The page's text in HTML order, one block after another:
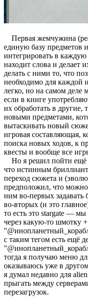
Первая жемчужина
единую базу предметов
интегрировать в
находит слова и делает
делать с ними то, что
необходимо для каждой
легко, но на самом деле
если в книге
их обработать в другие,
новыми предметами,
вытаскивать новый
игровая составляющая,
поиска новых ходов, к
квесты и вообще все
Но я решил пойти ещё
что истинным
переход сюжета и
предположил, что можно
ним во-первых задавать
во-вторых (и это
то есть это stargate —
через какую-то шмотку
с таким тегом есть ещё
тогда я получаю меню
оказываюсь уже в
я думал недавно для
прыгать между
перезагрузок.